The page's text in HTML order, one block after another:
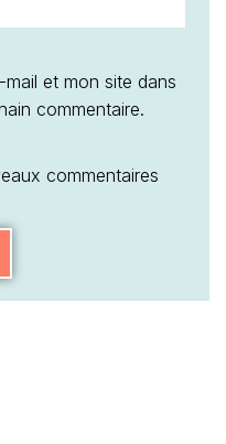
et mon site dans
commentaire.
commentaires